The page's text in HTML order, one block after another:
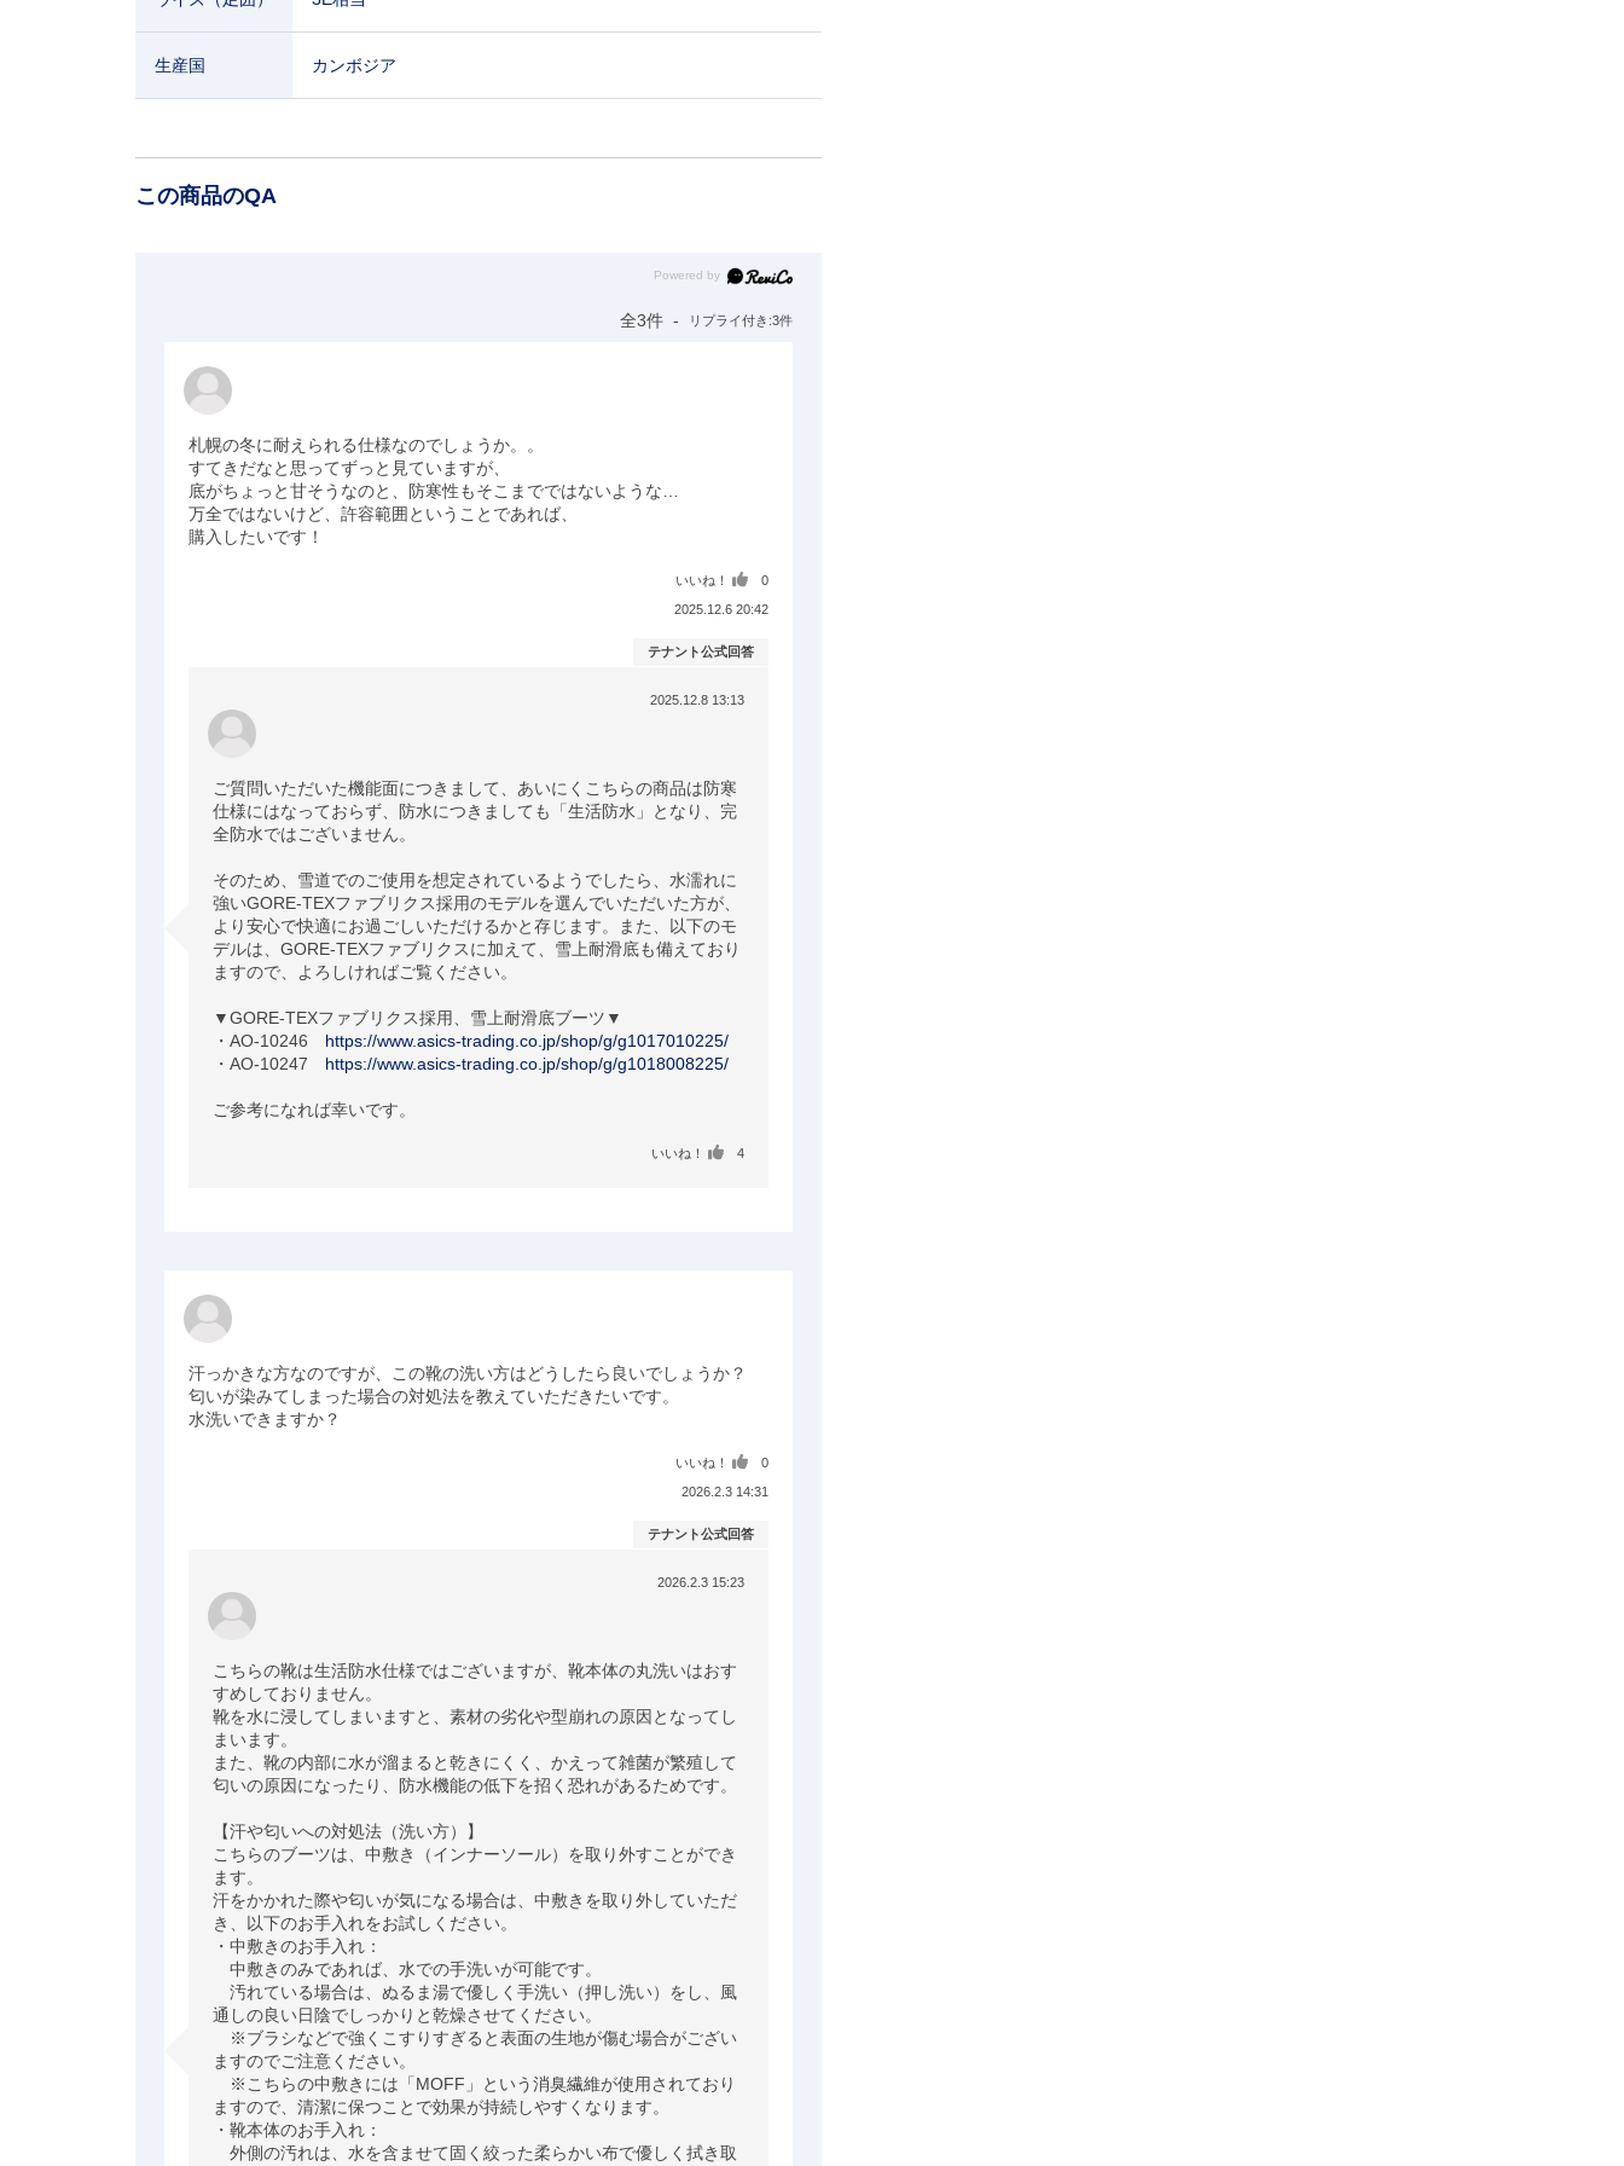
生産国 カンボジア
この商品のQA
Powered by
全3件 リプライ付き:3件
札幌の冬に耐えられる仕様なのでしょうか。。
すてきだなと思ってずっと見ていますが、
底がちょっと甘そうなのと、防寒性もそこまでではないような…
万全ではないけど、許容範囲ということであれば、
購入したいです！
いいね！
0
2025.12.6 20:42
2025.12.8 13:13
ご質問いただいた機能面につきまして、あいにくこちらの商品は防寒
仕様にはなっておらず、防水につきましても「生活防水」となり、完
全防水ではございません。
そのため、雪道でのご使用を想定されているようでしたら、水濡れに
強いGORE-TEXファブリクス採用のモデルを選んでいただいた方が、
より安心で快適にお過ごしいただけるかと存じます。また、以下のモ
デルは、GORE-TEXファブリクスに加えて、雪上耐滑底も備えており
ますので、よろしければご覧ください。
▼GORE-TEXファブリクス採用、雪上耐滑底ブーツ▼
・AO-10246 https://www.asics-trading.co.jp/shop/g/g1017010225/
・AO-10247 https://www.asics-trading.co.jp/shop/g/g1018008225/
ご参考になれば幸いです。
いいね！ 4
テナント公式回答
汗っかきな方なのですが、この靴の洗い方はどうしたら良いでしょうか？
匂いが染みてしまった場合の対処法を教えていただきたいです。
水洗いできますか？
いいね！
0
2026.2.3 14:31
2026.2.3 15:23
こちらの靴は生活防水仕様ではございますが、靴本体の丸洗いはおす
すめしておりません。
靴を水に浸してしまいますと、素材の劣化や型崩れの原因となってし
まいます。
また、靴の内部に水が溜まると乾きにくく、かえって雑菌が繁殖して
匂いの原因になったり、防水機能の低下を招く恐れがあるためです。
【汗や匂いへの対処法（洗い方）】
こちらのブーツは、中敷き（インナーソール）を取り外すことができ
ます。
汗をかかれた際や匂いが気になる場合は、中敷きを取り外していただ
き、以下のお手入れをお試しください。
・中敷きのお手入れ：
中敷きのみであれば、水での手洗いが可能です。
汚れている場合は、ぬるま湯で優しく手洗い（押し洗い）をし、風
通しの良い日陰でしっかりと乾燥させてください。
※ブラシなどで強くこすりすぎると表面の生地が傷む場合がござい
ますのでご注意ください。
※こちらの中敷きには「MOFF」という消臭繊維が使用されており
ますので、清潔に保つことで効果が持続しやすくなります。
・靴本体のお手入れ：
外側の汚れは、水を含ませて固く絞った柔らかい布で優しく拭き取
テナント公式回答